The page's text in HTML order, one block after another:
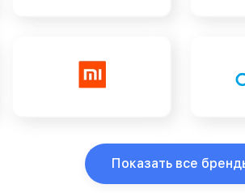
Показать все